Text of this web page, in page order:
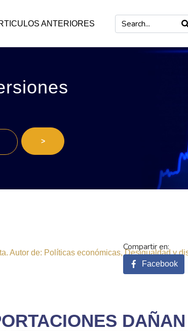
ANTERIORES
>
Autor de: Políticas económicas, Desigualdad y
Facebook